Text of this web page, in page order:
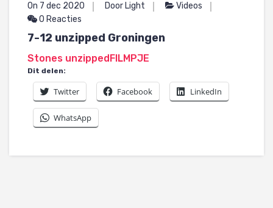
On 7 dec 2020 Door Light
Videos
0 Reacties
7-12 unzipped Groningen
Stones unzippedFILMPJE
Dit delen:
Twitter Facebook LinkedIn
WhatsApp